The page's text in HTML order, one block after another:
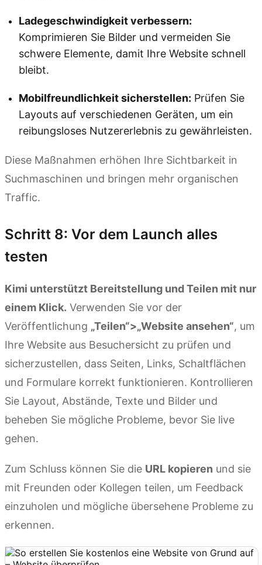
Ladegeschwindigkeit verbessern:
Komprimieren Sie Bilder und vermeiden Sie
schwere Elemente, damit Ihre Website schnell
bleibt.
Mobilfreundlichkeit sicherstellen: Prüfen Sie
Layouts auf verschiedenen Geräten, um ein
reibungsloses Nutzererlebnis zu gewährleisten.
Diese Maßnahmen erhöhen Ihre Sichtbarkeit in
Suchmaschinen und bringen mehr organischen
Traffic.
Schritt 8: Vor dem Launch alles
testen
Kimi unterstützt Bereitstellung und Teilen mit nur
einem Klick. Verwenden Sie vor der
Veröffentlichung „Teilen“>„Website ansehen“, um
Ihre Website aus Besuchersicht zu prüfen und
sicherzustellen, dass Seiten, Links, Schaltflächen
und Formulare korrekt funktionieren. Kontrollieren
Sie Layout, Abstände, Texte und Bilder und
beheben Sie mögliche Probleme, bevor Sie live
gehen.
Zum Schluss können Sie die URL kopieren und sie
mit Freunden oder Kollegen teilen, um Feedback
einzuholen und mögliche übersehene Probleme zu
erkennen.